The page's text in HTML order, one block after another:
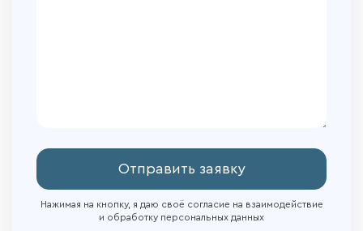
Отправить заявку
Нажимая на кнопку, я даю своё согласие на взаимодействие
и обработку персональных данных